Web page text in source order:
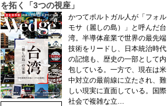
を拓く「3つの視座」
かつてポルトガル人が「フォル
モサ（麗しの島）」と呼んだ台
湾。半導体産業で世界の最先端
技術をリードし、日本統治時代
の記憶も、歴史の一部として内
包している。一方で、現在は米
中対立の最前線に立たされ、難
しい現実に直面している。国際
社会で複雑な立…